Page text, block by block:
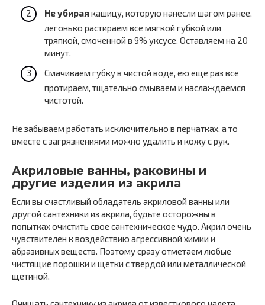
Не убирая кашицу, которую нанесли шагом ранее,
легонько растираем все мягкой губкой или
тряпкой, смоченной в 9% уксусе. Оставляем на 20
минут.
Смачиваем губку в чистой воде, ею еще раз все
протираем, тщательно смываем и наслаждаемся
чистотой.
Не забываем работать исключительно в перчатках, а то
вместе с загрязнениями можно удалить и кожу с рук.
Акриловые ванны, раковины и
другие изделия из акрила
Если вы счастливый обладатель акриловой ванны или
другой сантехники из акрила, будьте осторожны в
попытках очистить свое сантехническое чудо. Акрил очень
чувствителен к воздействию агрессивной химии и
абразивных веществ. Поэтому сразу отметаем любые
чистящие порошки и щетки с твердой или металлической
щетиной.